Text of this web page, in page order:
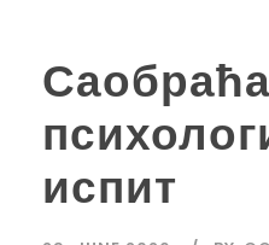
испит